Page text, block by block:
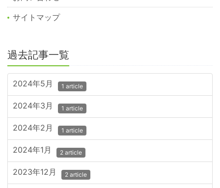
サイトマップ
過去記事一覧
2024年5月 1 article
2024年3月 1 article
2024年2月 1 article
2024年1月 2 article
2023年12月 2 article